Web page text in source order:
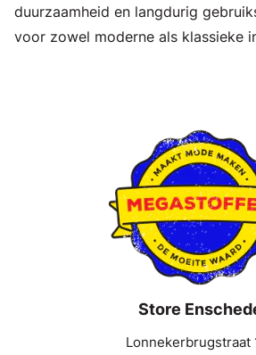
duurzaamheid en langdurig
voor zowel moderne als klassieke
Store
Lonnekerbrugstraat